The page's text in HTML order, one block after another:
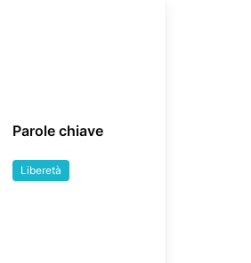
Parole chiave
Liberetà